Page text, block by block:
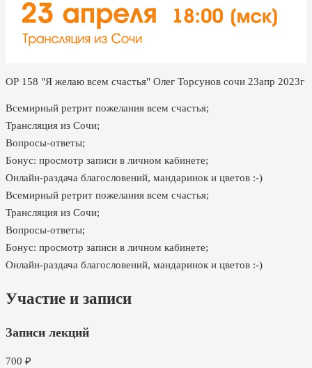
ОР 158 "Я желаю всем счастья" Олег Торсунов сочи 23апр 2023г
Всемирный ретрит пожелания всем счастья;
Трансляция из Сочи;
Вопросы-ответы;
Бонус: просмотр записи в личном кабинете;
Онлайн-раздача благословений, мандаринок и цветов :-)
Всемирный ретрит пожелания всем счастья;
Трансляция из Сочи;
Вопросы-ответы;
Бонус: просмотр записи в личном кабинете;
Онлайн-раздача благословений, мандаринок и цветов :-)
Участие и записи
Записи лекций
700 ₽